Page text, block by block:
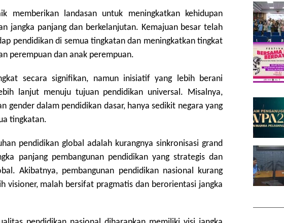
memberikan landasan untuk meningkatkan kehidupan
jangka panjang dan berkelanjutan. Kemajuan besar telah
pendidikan di semua tingkatan dan meningkatkan tingkat
perempuan dan anak perempuan.
secara signifikan, namun inisiatif yang lebih berani
lanjut menuju tujuan pendidikan universal. Misalnya,
gender dalam pendidikan dasar, hanya sedikit negara yang
tingkatan.
pendidikan global adalah kurangnya sinkronisasi grand
panjang pembangunan pendidikan yang strategis dan
Akibatnya, pembangunan pendidikan nasional kurang
visioner, malah bersifat pragmatis dan berorientasi jangka